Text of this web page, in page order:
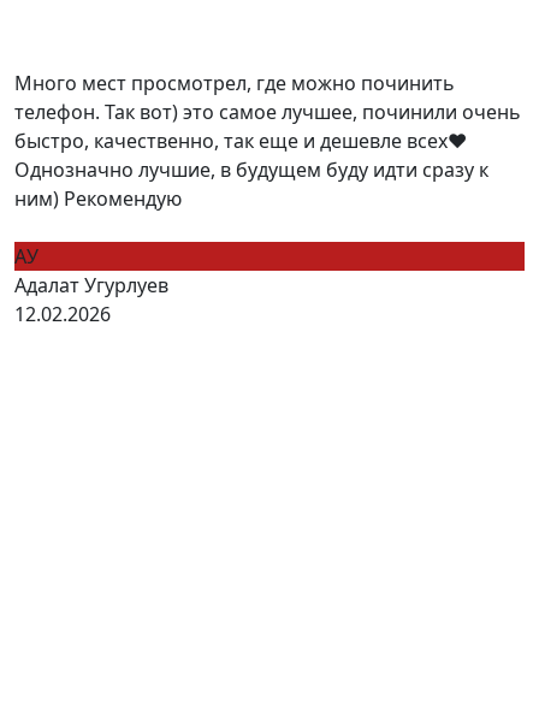
Много мест просмотрел, где можно починить
телефон. Так вот) это самое лучшее, починили очень
быстро, качественно, так еще и дешевле всех❤️
Однозначно лучшие, в будущем буду идти сразу к
ним) Рекомендую
АУ
Адалат Угурлуев
12.02.2026